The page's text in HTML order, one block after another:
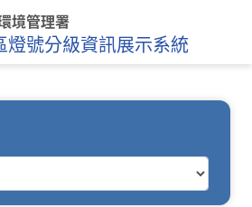
境管理署
燈號分級資訊展示系統